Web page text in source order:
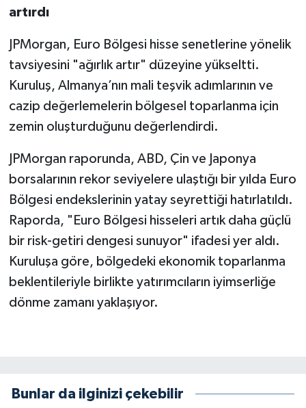
artırdı
JPMorgan, Euro Bölgesi hisse senetlerine yönelik
tavsiyesini "ağırlık artır" düzeyine yükseltti.
Kuruluş, Almanya’nın mali teşvik adımlarının ve
cazip değerlemelerin bölgesel toparlanma için
zemin oluşturduğunu değerlendirdi.
JPMorgan raporunda, ABD, Çin ve Japonya
borsalarının rekor seviyelere ulaştığı bir yılda Euro
Bölgesi endekslerinin yatay seyrettiği hatırlatıldı.
Raporda, "Euro Bölgesi hisseleri artık daha güçlü
bir risk-getiri dengesi sunuyor" ifadesi yer aldı.
Kuruluşa göre, bölgedeki ekonomik toparlanma
beklentileriyle birlikte yatırımcıların iyimserliğe
dönme zamanı yaklaşıyor.
Bunlar da ilginizi çekebilir